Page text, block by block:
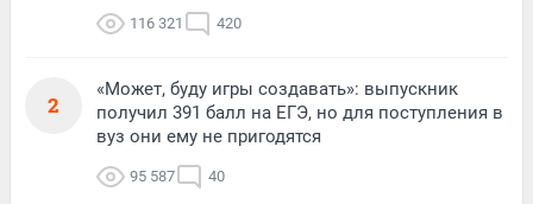
116 321 420
2
«Может, буду игры создавать»: выпускник
получил 391 балл на ЕГЭ, но для поступления в
вуз они ему не пригодятся
95 587 40